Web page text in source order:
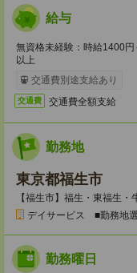
給与
無資格未経験：時給1400
以上
交通費別途支給あり
交通費 交通費全額支給
勤務地
東京都福生市
【福生市】福生・東福生・
デイサービス ■勤務地選
勤務曜日